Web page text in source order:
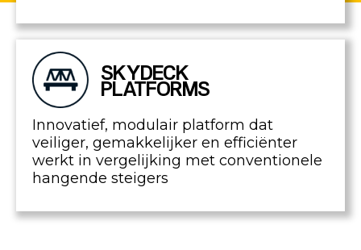
SKYDECK
PLATFORMS
Innovatief, modulair platform dat
veiliger, gemakkelijker en efficiënter
werkt in vergelijking met conventionele
hangende steigers